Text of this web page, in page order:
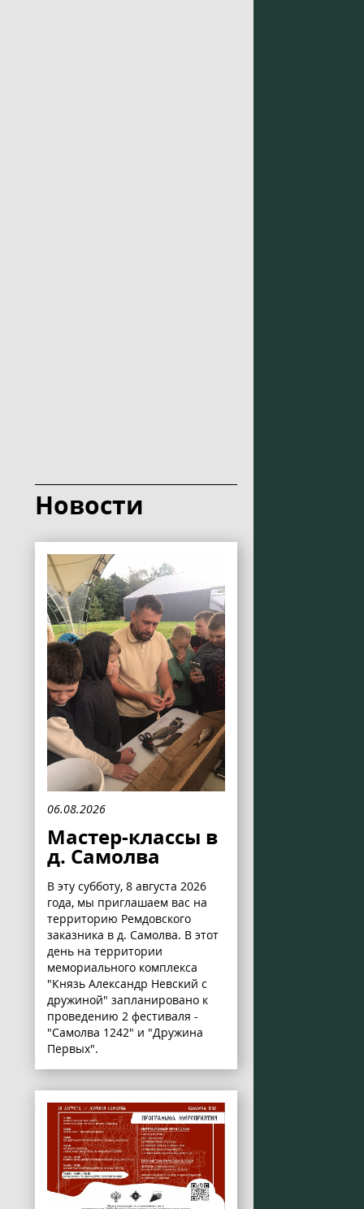
Новости
06.08.2026
Мастер-классы в
д. Самолва
В эту субботу, 8 августа 2026
года, мы приглашаем вас на
территорию Ремдовского
заказника в д. Самолва. В этот
день на территории
мемориального комплекса
"Князь Александр Невский с
дружиной" запланировано к
проведению 2 фестиваля -
"Самолва 1242" и "Дружина
Первых".